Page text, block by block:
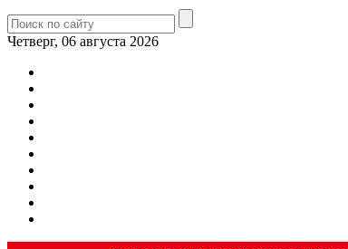
Четверг, 06 августа 2026